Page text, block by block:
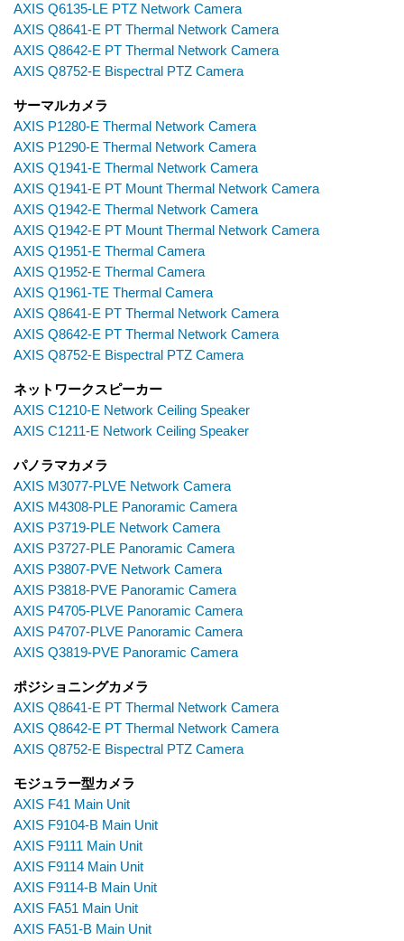
AXIS Q6135-LE PTZ Network Camera
AXIS Q8641-E PT Thermal Network Camera
AXIS Q8642-E PT Thermal Network Camera
AXIS Q8752-E Bispectral PTZ Camera
サーマルカメラ
AXIS P1280-E Thermal Network Camera
AXIS P1290-E Thermal Network Camera
AXIS Q1941-E Thermal Network Camera
AXIS Q1941-E PT Mount Thermal Network Camera
AXIS Q1942-E Thermal Network Camera
AXIS Q1942-E PT Mount Thermal Network Camera
AXIS Q1951-E Thermal Camera
AXIS Q1952-E Thermal Camera
AXIS Q1961-TE Thermal Camera
AXIS Q8641-E PT Thermal Network Camera
AXIS Q8642-E PT Thermal Network Camera
AXIS Q8752-E Bispectral PTZ Camera
ネットワークスピーカー
AXIS C1210-E Network Ceiling Speaker
AXIS C1211-E Network Ceiling Speaker
パノラマカメラ
AXIS M3077-PLVE Network Camera
AXIS M4308-PLE Panoramic Camera
AXIS P3719-PLE Network Camera
AXIS P3727-PLE Panoramic Camera
AXIS P3807-PVE Network Camera
AXIS P3818-PVE Panoramic Camera
AXIS P4705-PLVE Panoramic Camera
AXIS P4707-PLVE Panoramic Camera
AXIS Q3819-PVE Panoramic Camera
ポジショニングカメラ
AXIS Q8641-E PT Thermal Network Camera
AXIS Q8642-E PT Thermal Network Camera
AXIS Q8752-E Bispectral PTZ Camera
モジュラー型カメラ
AXIS F41 Main Unit
AXIS F9104-B Main Unit
AXIS F9111 Main Unit
AXIS F9114 Main Unit
AXIS F9114-B Main Unit
AXIS FA51 Main Unit
AXIS FA51-B Main Unit